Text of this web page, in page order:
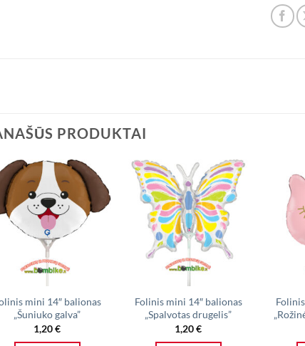
PRODUKTAI
mini 14″ balionas
„Šuniuko galva”
1,20€
Folinis mini 14″ balionas
„Spalvotas drugelis”
1,20€